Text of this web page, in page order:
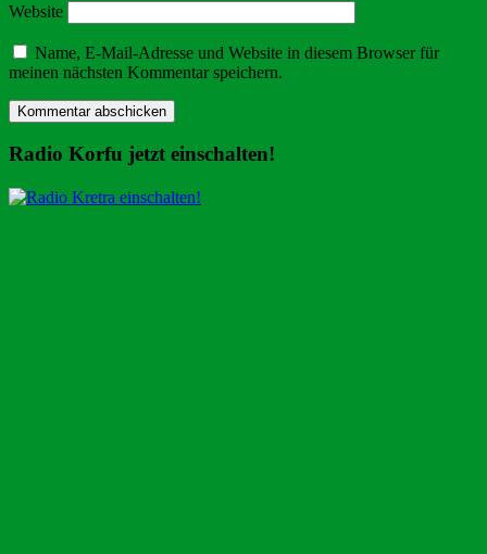
Website
Name, E-Mail-Adresse und Website in diesem Browser für
meinen nächsten Kommentar speichern.
Radio Korfu jetzt einschalten!